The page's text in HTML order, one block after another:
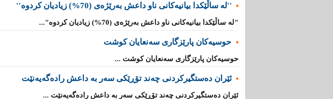
''لە ساڵێکدا بیانیه‌كانی ناو داعش بەرێژەى (70%) زیادیان کردوە''
"لە ساڵێکدا بیانیه‌كانی ناو داعش بەرێژەى (70%) زیادیان کردوە"...
حوسیەکان پارێزگارى سەنعایان کوشت
حوسیەکان پارێزگارى سەنعایان کوشت ...
ئێران دەستگیرکردنى چه‌ند تۆڕێكی‌ سه‌ر به‌ داعش رادەگەیەنێت
ئێران دەستگیرکردنى چه‌ند تۆڕێكی‌ سه‌ر به‌ داعش رادەگەیەنێت ...